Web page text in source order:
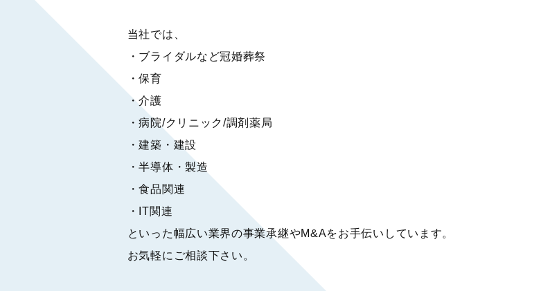
当社では、
・ブライダルなど冠婚葬祭
・保育
・介護
・病院/クリニック/調剤薬局
・建築・建設
・半導体・製造
・食品関連
・IT関連
といった幅広い業界の事業承継やM&Aをお手伝いしています。
お気軽にご相談下さい。